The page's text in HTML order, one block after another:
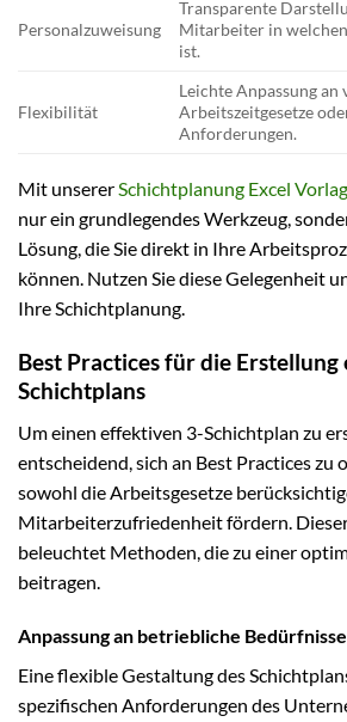
Personalzuweisung
Transparente
Mitarbeiter in
ist.
Flexibilität
Leichte Anpassung an
Arbeitszeitgesetze
Anforderungen.
Mit unsererSchichtplanung Excel
nur ein grundlegendes Werkzeug,
Lösung, die Sie direkt in Ihre
können. Nutzen Sie diese Gelegenheit
Ihre Schichtplanung.
Best Practices für die Erstellung
Schichtplans
Um einen effektiven 3-Schichtplan zu
entscheidend, sich an Best Practices zu
sowohl die Arbeitsgesetze
Mitarbeiterzufriedenheit fördern.
beleuchtet Methoden, die zu einer
beitragen.
Anpassung an betriebliche Bedürfnisse
Eine flexible Gestaltung des
spezifischen Anforderungen des